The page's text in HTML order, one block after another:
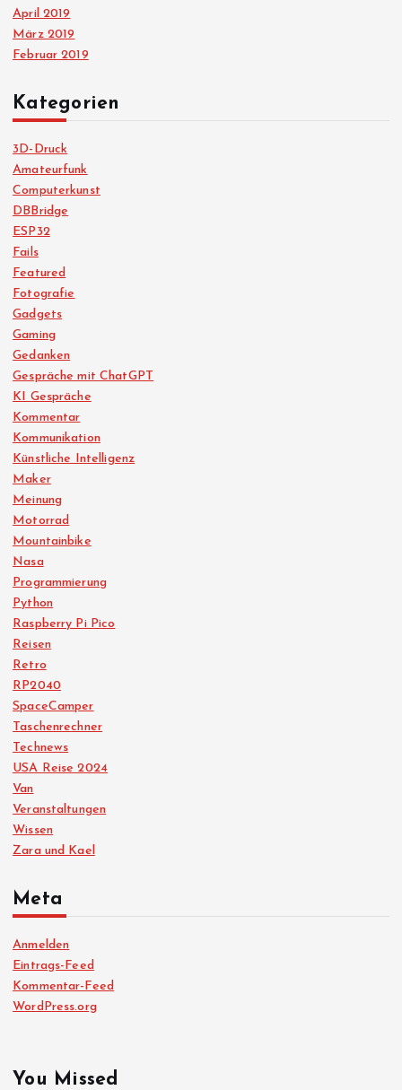
April 2019
März 2019
Februar 2019
Kategorien
3D-Druck
Amateurfunk
Computerkunst
DBBridge
ESP32
Fails
Featured
Fotografie
Gadgets
Gaming
Gedanken
Gespräche mit ChatGPT
KI Gespräche
Kommentar
Kommunikation
Künstliche Intelligenz
Maker
Meinung
Motorrad
Mountainbike
Nasa
Programmierung
Python
Raspberry Pi Pico
Reisen
Retro
RP2040
SpaceCamper
Taschenrechner
Technews
USA Reise 2024
Van
Veranstaltungen
Wissen
Zara und Kael
Meta
Anmelden
Eintrags-Feed
Kommentar-Feed
WordPress.org
You Missed